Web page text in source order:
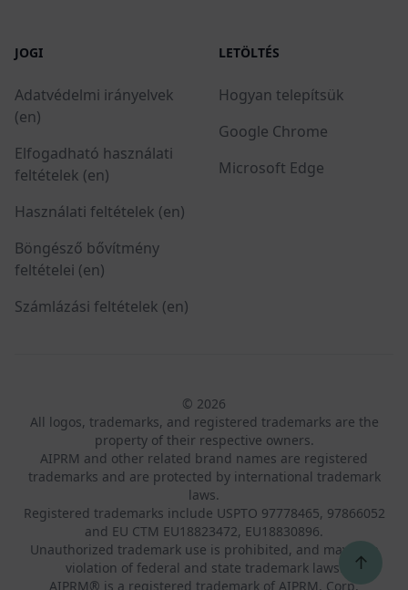
JOGI
Adatvédelmi irányelvek
(en)
Elfogadható használati
feltételek (en)
Használati feltételek (en)
Böngésző bővítmény
feltételei (en)
Számlázási feltételek (en)
LETÖLTÉS
Hogyan telepítsük
Google Chrome
Microsoft Edge
© 2026
All logos, trademarks, and registered trademarks are the
property of their respective owners.
AIPRM and other related brand names are registered
trademarks and are protected by international trademark
laws.
Registered trademarks include USPTO 97778465, 97866052
and EU CTM EU18823472, EU18830896.
Unauthorized trademark use is prohibited, and may be a
violation of federal and state trademark laws.
AIPRM® is a registered trademark of AIPRM, Corp.
↑